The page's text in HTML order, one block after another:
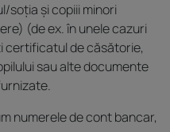
soția și copiii minori
(de ex. în unele cazuri
certificatul de căsătorie,
sau alte documente
numerele de cont bancar,